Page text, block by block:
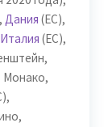
Дания (ЕС),
Италия (ЕС),
Монако,